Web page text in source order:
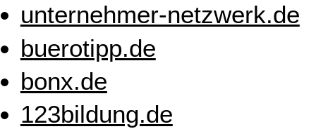
unternehmer-netzwerk.de
buerotipp.de
bonx.de
123bildung.de